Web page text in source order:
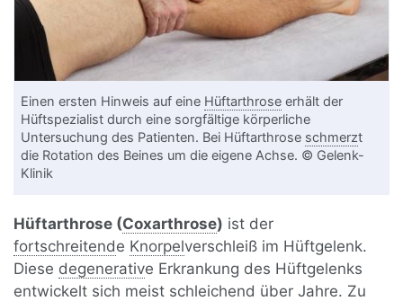
Einen ersten Hinweis auf eine Hüftarthrose erhält der
Hüftspezialist durch eine sorgfältige körperliche
Untersuchung des Patienten. Bei Hüftarthrose schmerzt
die Rotation des Beines um die eigene Achse. © Gelenk-
Klinik
Hüftarthrose (Coxarthrose) ist der
fortschreitende Knorpelverschleiß im Hüftgelenk.
Diese degenerative Erkrankung des Hüftgelenks
entwickelt sich meist schleichend über Jahre. Zu